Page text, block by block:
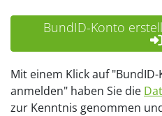
Mit einem Klick auf
anmelden" haben Sie die
zur Kenntnis genommen